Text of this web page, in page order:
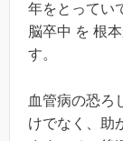
年をとってい
脳卒中 を 根
す。
血管病の恐ろ
けでなく、助